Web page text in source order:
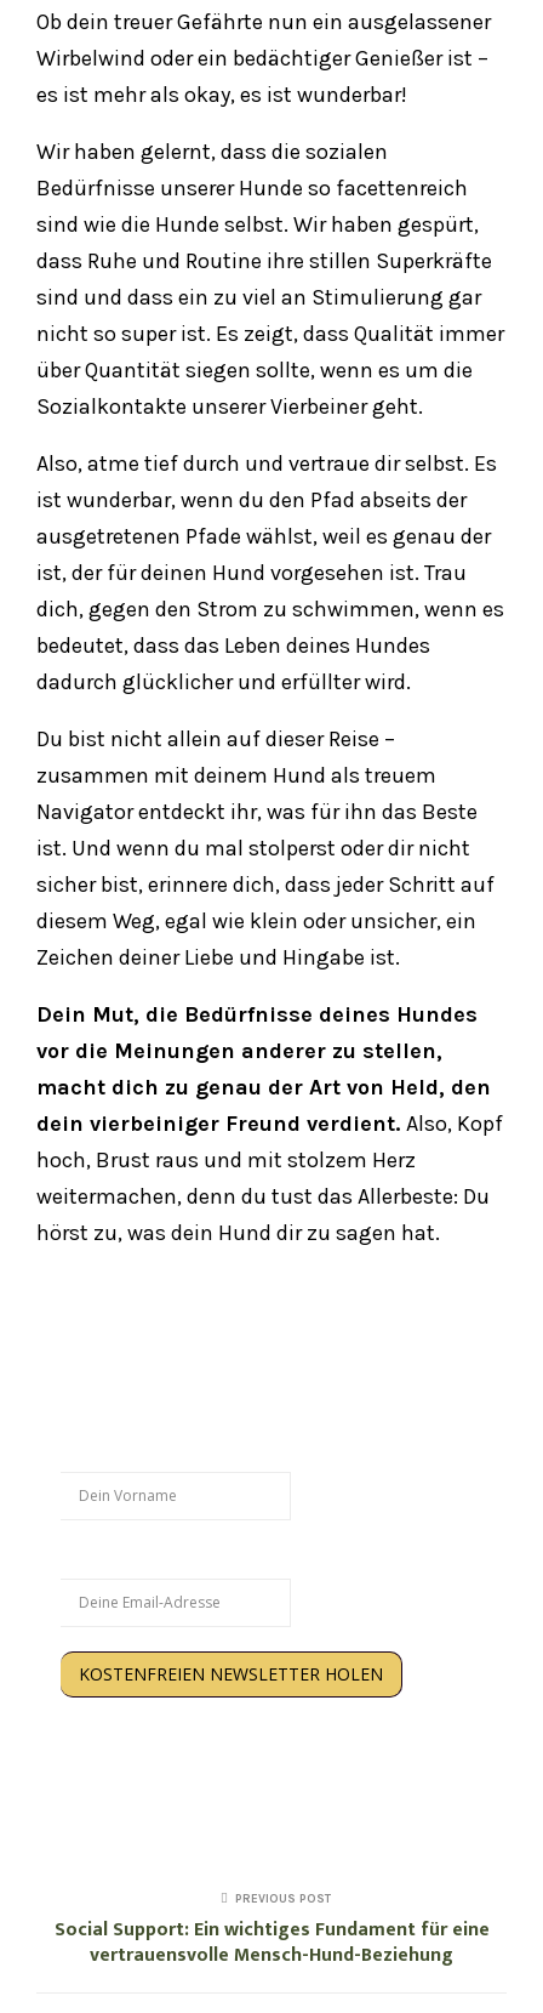
Ob dein treuer Gefährte nun ein ausgelassener
Wirbelwind oder ein bedächtiger Genießer ist –
es ist mehr als okay, es ist wunderbar!
Wir haben gelernt, dass die sozialen
Bedürfnisse unserer Hunde so facettenreich
sind wie die Hunde selbst. Wir haben gespürt,
dass Ruhe und Routine ihre stillen Superkräfte
sind und dass ein zu viel an Stimulierung gar
nicht so super ist. Es zeigt, dass Qualität immer
über Quantität siegen sollte, wenn es um die
Sozialkontakte unserer Vierbeiner geht.
Also, atme tief durch und vertraue dir selbst. Es
ist wunderbar, wenn du den Pfad abseits der
ausgetretenen Pfade wählst, weil es genau der
ist, der für deinen Hund vorgesehen ist. Trau
dich, gegen den Strom zu schwimmen, wenn es
bedeutet, dass das Leben deines Hundes
dadurch glücklicher und erfüllter wird.
Du bist nicht allein auf dieser Reise –
zusammen mit deinem Hund als treuem
Navigator entdeckt ihr, was für ihn das Beste
ist. Und wenn du mal stolperst oder dir nicht
sicher bist, erinnere dich, dass jeder Schritt auf
diesem Weg, egal wie klein oder unsicher, ein
Zeichen deiner Liebe und Hingabe ist.
Dein Mut, die Bedürfnisse deines Hundes
vor die Meinungen anderer zu stellen,
macht dich zu genau der Art von Held, den
dein vierbeiniger Freund verdient. Also, Kopf
hoch, Brust raus und mit stolzem Herz
weitermachen, denn du tust das Allerbeste: Du
hörst zu, was dein Hund dir zu sagen hat.
KOSTENFREIEN NEWSLETTER HOLEN
PREVIOUS POST
Social Support: Ein wichtiges Fundament für eine
vertrauensvolle Mensch-Hund-Beziehung